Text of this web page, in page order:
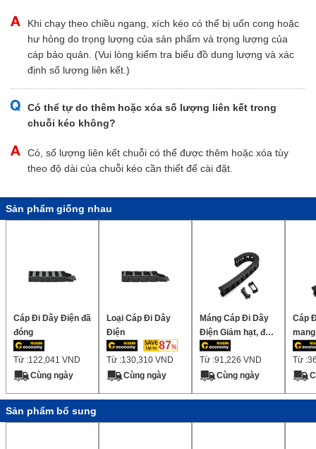
Khi chạy theo chiều ngang, xích kéo có thể bị uốn cong hoặc
hư hỏng do trọng lượng của sản phẩm và trọng lượng của
cáp bảo quản. (Vui lòng kiểm tra biểu đồ dung lượng và xác
định số lượng liên kết.)
Có thể tự do thêm hoặc xóa số lượng liên kết trong
chuỗi kéo không?
Có, số lượng liên kết chuỗi có thể được thêm hoặc xóa tùy
theo độ dài của chuỗi kéo cần thiết để cài đặt.
Sản phẩm giống nhau
Cáp Đi Dây Điện đã
đóng
Từ :122,041 VND
Cùng ngày
Loại Cáp Đi Dây
Điện
87
Từ :130,310 VND
Cùng ngày
Máng Cáp Đi Dây
Điện Giảm hạt, độ
ồn thấp, chiều cao
bên trong 40mm
(Có thể gắn phạm
Từ :91,226 VND
Cùng ngày
Cáp
ồn,
(Có
Từ :
Sản phẩm bổ sung